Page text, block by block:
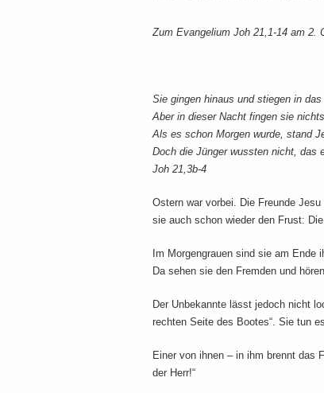
Zum Evangelium Joh 21,1-14 am 2.
Sie gingen hinaus und stiegen in das
Aber in dieser Nacht fingen sie
Als es schon Morgen wurde, stand
Doch die Jünger wussten nicht, das
Joh 21,3b-4
Ostern war vorbei. Die Freunde
sie auch schon wieder den Frust:
Im Morgengrauen sind sie am
Da sehen sie den Fremden und
Der Unbekannte lässt jedoch nicht
rechten Seite des Bootes“. Sie tun
Einer von ihnen – in ihm brennt das
der Herr!“